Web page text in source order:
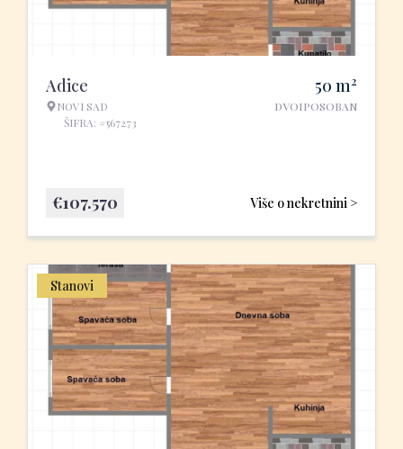
Adice
NOVI SAD
ŠIFRA: #567273
50 m2
DVOIPOSOBAN
Više o nekretnini >
€107.570
Stanovi